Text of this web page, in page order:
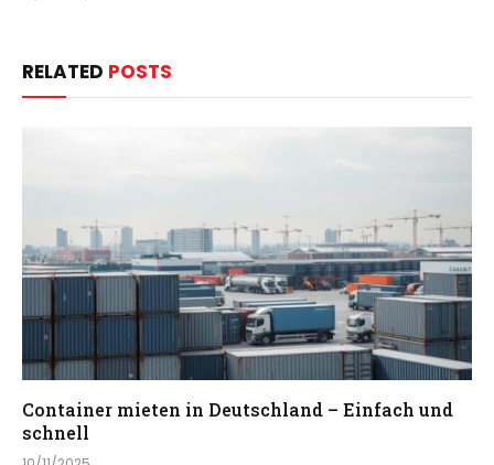
RELATED POSTS
Container mieten in Deutschland – Einfach und
schnell